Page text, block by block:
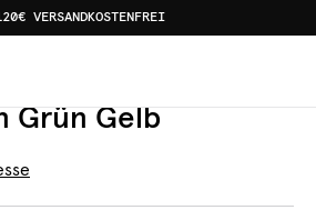
VERSANDKOSTENFREI
Bettwäsche Viele Blüten Grün Gelb
Grün Gelb